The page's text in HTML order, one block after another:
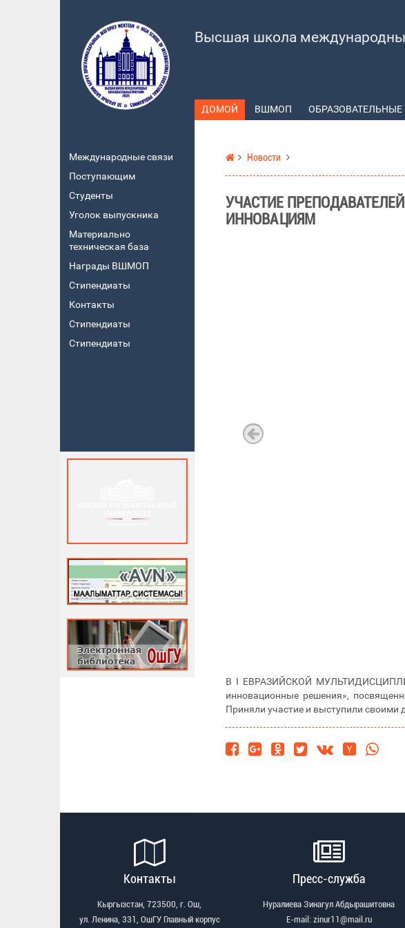
Высшая школа
ДОМОЙ ВШМОП
Международные связи
Поступающим
Студенты
Уголок выпускника
Материально
техническая база
Награды ВШМОП
Стипендиаты
Контакты
Стипендиаты
Стипендиаты
Новости
УЧАСТИЕ
ИННОВАЦИЯМ
В I ЕВРАЗИЙСКОЙ
инновационные решения»,
Приняли участие и выступили
Контакты
Кыргызстан, 723500, г. Ош,
ул. Ленина, 331, ОшГУ Главный корпус
Пресс-служба
Нуралиева Зинагул Абдырашитовна
Е-mail: zinur11@mail.ru